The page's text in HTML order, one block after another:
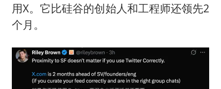
用X。它比硅谷的创始人和工程师还领先2
个月。